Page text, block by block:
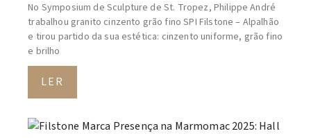
No Symposium de Sculpture de St. Tropez, Philippe André
trabalhou granito cinzento grão fino SPI Filstone – Alpalhão
e tirou partido da sua estética: cinzento uniforme, grão fino
e brilho
LER